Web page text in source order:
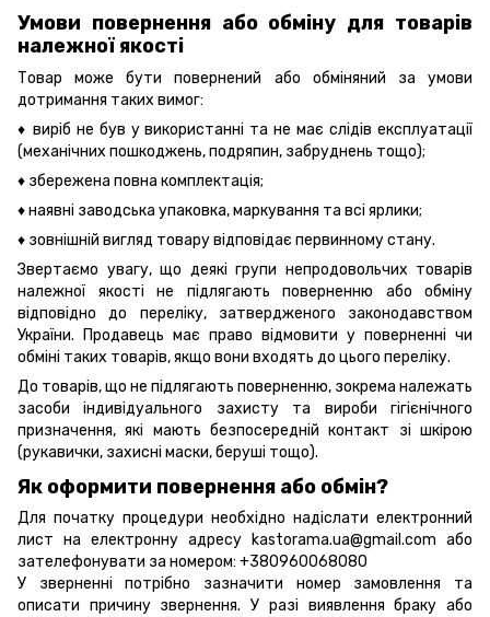
Умови повернення або обміну для товарів
належної якості
Товар може бути повернений або обміняний за умови
дотримання таких вимог:
♦ виріб не був у використанні та не має слідів експлуатації
(механічних пошкоджень, подряпин, забруднень тощо);
♦ збережена повна комплектація;
♦ наявні заводська упаковка, маркування та всі ярлики;
♦ зовнішній вигляд товару відповідає первинному стану.
Звертаємо увагу, що деякі групи непродовольчих товарів
належної якості не підлягають поверненню або обміну
відповідно до переліку, затвердженого законодавством
України. Продавець має право відмовити у поверненні чи
обміні таких товарів, якщо вони входять до цього переліку.
До товарів, що не підлягають поверненню, зокрема належать
засоби індивідуального захисту та вироби гігієнічного
призначення, які мають безпосередній контакт зі шкірою
(рукавички, захисні маски, беруші тощо).
Як оформити повернення або обмін?
Для початку процедури необхідно надіслати електронний
лист на електронну адресу kastorama.ua@gmail.com або
зателефонувати за номером: +380960068080
У зверненні потрібно зазначити номер замовлення та
описати причину звернення. У разі виявлення браку або